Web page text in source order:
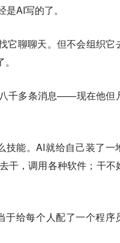
AI写的了。
它聊聊天。但不会组织它
千多条消息——现在他但
技能。AI就给自己装了一
干，调用各种软件；干不
于给每个人配了一个程序